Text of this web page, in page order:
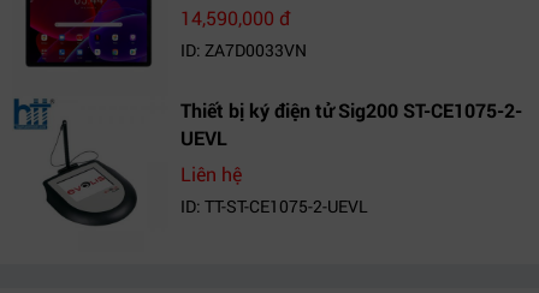
14,590,000 đ
ID: ZA7D0033VN
Thiết bị ký điện tử Sig200 ST-CE1075-2-
UEVL
Liên hệ
ID: TT-ST-CE1075-2-UEVL